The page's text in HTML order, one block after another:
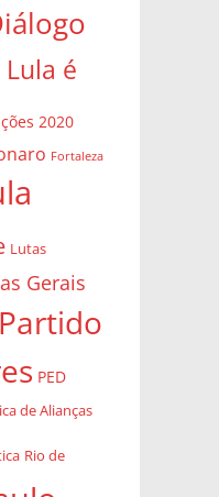
é
2020
Fortaleza
Lutas
Gerais
Partido
PED
de Alianças
Rio de